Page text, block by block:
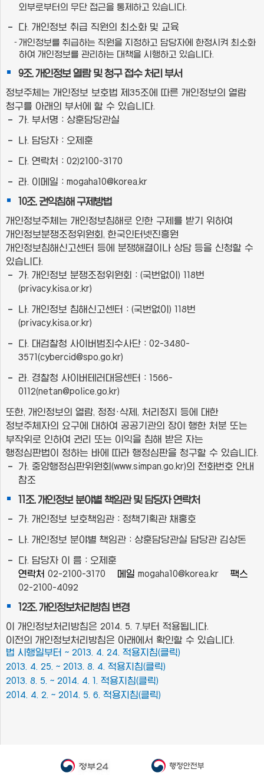
외부로부터의 무단 접근을 통제하고 있습니다.
다. 개인정보 취급 직원의 최소화 및 교육
개인정보를 취급하는 직원을 지정하고 담당자에 한정시켜 최소화
하여 개인정보를 관리하는 대책을 시행하고 있습니다.
9조. 개인정보 열람 및 청구 접수 처리 부서
정보주체는 개인정보 보호법 제35조에 따른 개인정보의 열람
청구를 아래의 부서에 할 수 있습니다.
가. 부서명 : 상훈담당관실
나. 담당자 : 오제훈
다. 연락처 : 02)2100-3170
라. 이메일 : mogaha10@korea.kr
10조. 권익침해 구제방법
개인정보주체는 개인정보침해로 인한 구제를 받기 위하여
개인정보분쟁조정위원회, 한국인터넷진흥원
개인정보침해신고센터 등에 분쟁해결이나 상담 등을 신청할 수
있습니다.
가. 개인정보 분쟁조정위원회 : (국번없이) 118번
(privacy.kisa.or.kr)
나. 개인정보 침해신고센터 : (국번없이) 118번
(privacy.kisa.or.kr)
다. 대검찰청 사이버범죄수사단 : 02-3480-
3571(cybercid@spo.go.kr)
라. 경찰청 사이버테러대응센터 : 1566-
0112(netan@police.go.kr)
또한, 개인정보의 열람, 정정·삭제, 처리정지 등에 대한
정보주체자의 요구에 대하여 공공기관의 장이 행한 처분 또는
부작위로 인하여 권리 또는 이익을 침해 받은 자는
행정심판법이 정하는 바에 따라 행정심판을 청구할 수 있습니다.
가. 중앙행정심판위원회(www.simpan.go.kr)의 전화번호 안내
참조
11조. 개인정보 분야별 책임관 및 담당자 연락처
가. 개인정보 보호책임관 : 정책기획관 채홍호
나. 개인정보 분야별 책임관 : 상훈담당관실 담당관 김상돈
다. 담당자 이 름 : 오제훈
연락처 02-2100-3170 메일 mogaha10@korea.kr
팩스
02-2100-4092
12조. 개인정보처리방침 변경
이 개인정보처리방침은 2014. 5. 7.부터 적용됩니다.
이전의 개인정보처리방침은 아래에서 확인할 수 있습니다.
법 시행일부터 ~ 2013. 4. 24. 적용지침(클릭)
2013. 4. 25. ~ 2013. 8. 4. 적용지침(클릭)
2013. 8. 5. ~ 2014. 4. 1. 적용지침(클릭)
2014. 4. 2. ~ 2014. 5. 6. 적용지침(클릭)